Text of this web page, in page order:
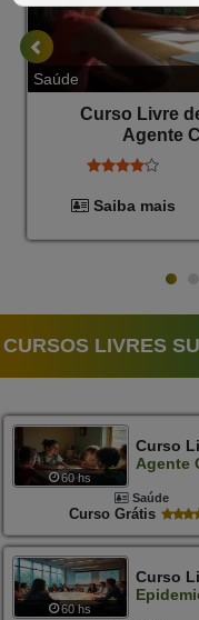
Saúde
Curso Livre
Agente
Saiba mais
CURSOS LIVRES
60 hs
Curso
Agente
Saúde
Curso Grátis
60 hs
Curso